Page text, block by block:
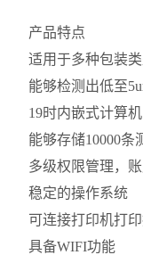
产品特点
适用于多种包装
能够检测出低至
19时内嵌式计算
能够存储10000条
多级权限管理，
稳定的操作系统
可连接打印机打
具备WIFI功能